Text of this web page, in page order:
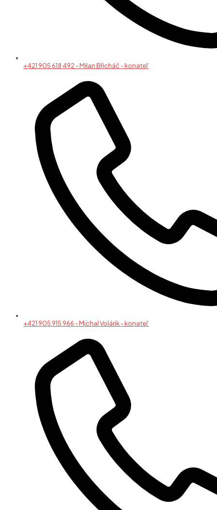
+421 905 618 492 - Milan Břicháč - konateľ
+421 905 915 966 - Michal Volárik - konateľ